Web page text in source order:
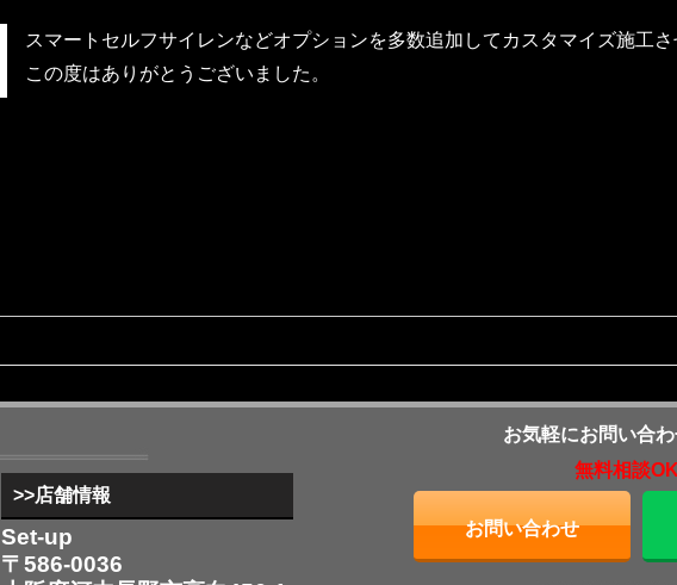
スマートセルフサイレンなどオプションを多数追加してカスタマイズ施工さ
この度はありがとうございました。
>>店舗情報
Set-up
〒586-0036
お気軽にお問い合
無料相談OK
お問い合わせ